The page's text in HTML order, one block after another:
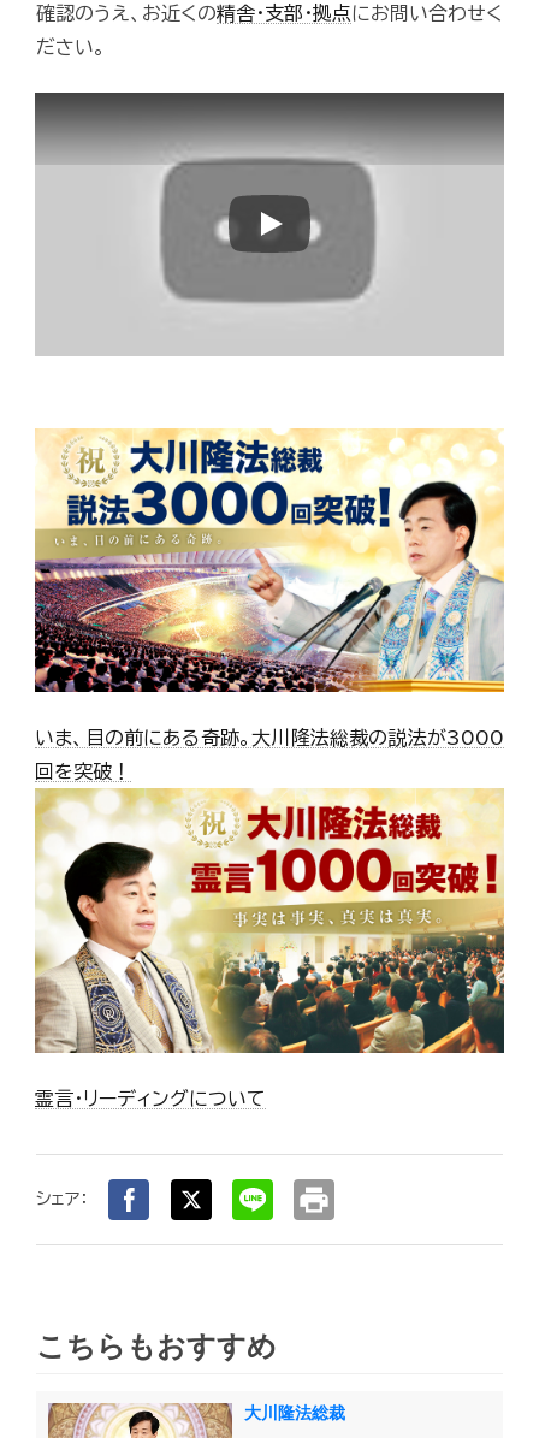
確認のうえ、お近くの精舎・支部・拠点にお問い合わせく
ださい。
Play
いま、目の前にある奇跡。大川隆法総裁の説法が3000
回を突破！
霊言・リーディングについて
シェア： print
こちらもおすすめ
大川隆法総裁